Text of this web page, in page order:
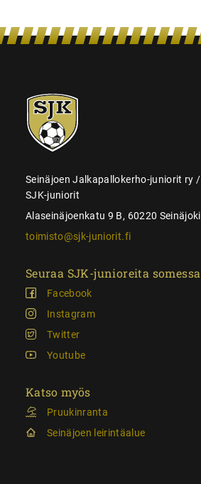
SJK-
juniorit
Seinäjoen Jalkapallokerho-juniorit ry /
SJK-juniorit
Alaseinäjoenkatu 9 B, 60220 Seinäjoki
toimisto@sjk-juniorit.fi
Seuraa SJK-junioreita somessa
Facebook
Instagram
Twitter
Youtube
Katso myös
Pruukinranta
Seinäjoen leirintäalue